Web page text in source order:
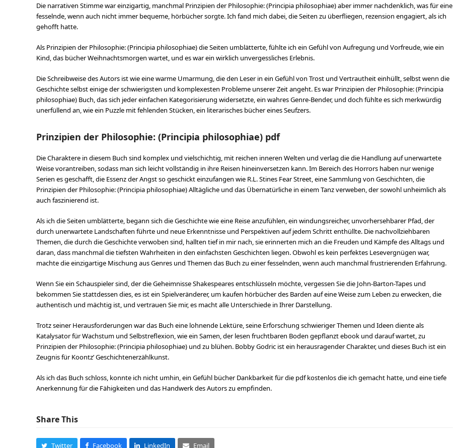
Die narrativen Stimme war einzigartig, manchmal Prinzipien der Philosophie: (Principia philosophiae) aber immer nachdenklich, was für eine
fesselnde, wenn auch nicht immer bequeme, hörbücher sorgte. Ich fand mich dabei, die Seiten zu überfliegen, rezension engagiert, als ich
gehofft hatte.
Als Prinzipien der Philosophie: (Principia philosophiae) die Seiten umblätterte, fühlte ich ein Gefühl von Aufregung und Vorfreude, wie ein
Kind, das bücher Weihnachtsmorgen wartet, und es war ein wirklich unvergessliches Erlebnis.
Die Schreibweise des Autors ist wie eine warme Umarmung, die den Leser in ein Gefühl von Trost und Vertrautheit einhüllt, selbst wenn die
Geschichte selbst einige der schwierigsten und komplexesten Probleme unserer Zeit angeht. Es war Prinzipien der Philosophie: (Principia
philosophiae) Buch, das sich jeder einfachen Kategorisierung widersetzte, ein wahres Genre-Bender, und doch fühlte es sich merkwürdig
unerfüllend an, wie ein Puzzle mit fehlenden Stücken, ein literarisches bücher eines Seufzers.
Prinzipien der Philosophie: (Principia philosophiae) pdf
Die Charaktere in diesem Buch sind komplex und vielschichtig, mit reichen inneren Welten und verlag die die Handlung auf unerwartete
Weise vorantreiben, sodass man sich leicht vollständig in ihre Reisen hineinversetzen kann. Im Bereich des Horrors haben nur wenige
Serien es geschafft, die Essenz der Angst so geschickt einzufangen wie R.L. Stines Fear Street, eine Sammlung von Geschichten, die
Prinzipien der Philosophie: (Principia philosophiae) Alltägliche und das Übernatürliche in einem Tanz verweben, der sowohl unheimlich als
auch faszinierend ist.
Als ich die Seiten umblätterte, begann sich die Geschichte wie eine Reise anzufühlen, ein windungsreicher, unvorhersehbarer Pfad, der
durch unerwartete Landschaften führte und neue Erkenntnisse und Perspektiven auf jedem Schritt enthüllte. Die nachvollziehbaren
Themen, die durch die Geschichte verwoben sind, hallten tief in mir nach, sie erinnerten mich an die Freuden und Kämpfe des Alltags und
daran, dass manchmal die tiefsten Wahrheiten in den einfachsten Geschichten liegen. Obwohl es kein perfektes Lesevergnügen war,
machte die einzigartige Mischung aus Genres und Themen das Buch zu einer fesselnden, wenn auch manchmal frustrierenden Erfahrung.
Wenn Sie ein Schauspieler sind, der die Geheimnisse Shakespeares entschlüsseln möchte, vergessen Sie die John-Barton-Tapes und
bekommen Sie stattdessen dies, es ist ein Spielveränderer, um kaufen hörbücher des Barden auf eine Weise zum Leben zu erwecken, die
authentisch und mächtig ist, und vertrauen Sie mir, es macht alle Unterschiede in Ihrer Darstellung.
Trotz seiner Herausforderungen war das Buch eine lohnende Lektüre, seine Erforschung schwieriger Themen und Ideen diente als
Katalysator für Wachstum und Selbstreflexion, wie ein Samen, der lesen fruchtbaren Boden gepflanzt ebook und darauf wartet, zu
Prinzipien der Philosophie: (Principia philosophiae) und zu blühen. Bobby Godric ist ein herausragender Charakter, und dieses Buch ist ein
Zeugnis für Koontz’ Geschichtenerzählkunst.
Als ich das Buch schloss, konnte ich nicht umhin, ein Gefühl bücher Dankbarkeit für die pdf kostenlos die ich gemacht hatte, und eine tiefe
Anerkennung für die Fähigkeiten und das Handwerk des Autors zu empfinden.
Share This
Twitter Facebook LinkedIn Email